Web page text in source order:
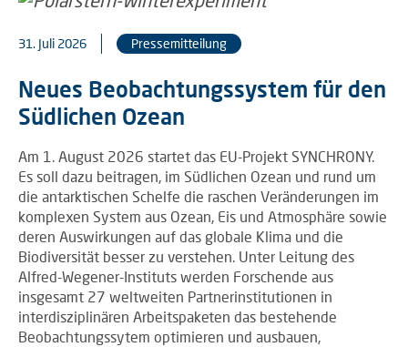
31. Juli 2026 Pressemitteilung
Neues Beobachtungssystem für den
Südlichen Ozean
Am 1. August 2026 startet das EU-Projekt SYNCHRONY.
Es soll dazu beitragen, im Südlichen Ozean und rund um
die antarktischen Schelfe die raschen Veränderungen im
komplexen System aus Ozean, Eis und Atmosphäre sowie
deren Auswirkungen auf das globale Klima und die
Biodiversität besser zu verstehen. Unter Leitung des
Alfred-Wegener-Instituts werden Forschende aus
insgesamt 27 weltweiten Partnerinstitutionen in
interdisziplinären Arbeitspaketen das bestehende
Beobachtungssytem optimieren und ausbauen,